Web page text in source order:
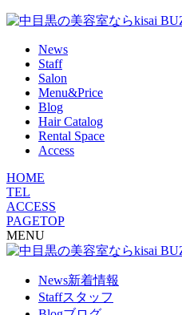
News
Staff
Salon
Menu&Price
Blog
Hair Catalog
Rental Space
Access
HOME
TEL
ACCESS
PAGETOP
MENU
News新着情報
Staffスタッフ